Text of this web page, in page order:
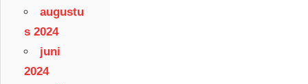
augustu
s 2024
juni
2024